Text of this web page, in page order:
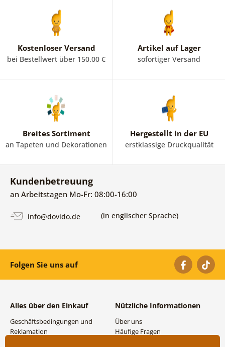
Kostenloser Versand
bei Bestellwert über 150.00 €
Artikel auf Lager
sofortiger Versand
Breites Sortiment
an Tapeten und Dekorationen
Hergestellt in der EU
erstklassige Druckqualität
Kundenbetreuung
an Arbeitstagen Mo-Fr: 08:00-16:00
info@dovido.de (in englischer Sprache)
Folgen Sie uns auf
Alles über den Einkauf
Geschäftsbedingungen und
Reklamation
Nützliche Informationen
Über uns
Häufige Fragen